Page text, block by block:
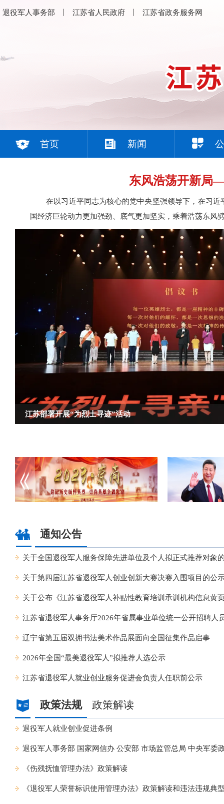
退役军人事务部 江苏省人民政府 江苏省政务服务网
首页 新闻
东风浩荡开新局
在以习近平同志为核心的党中央坚强领导下，在习
国经济巨轮动力更加强劲、底气更加坚实，乘着浩荡东风
江苏省2026年度转业军官综合能力素质考试顺利举行
通知公告
关于全国退役军人服务保障先进单位及个人拟正式推荐对象
关于第四届江苏省退役军人创业创新大赛决赛入围项目的公
关于公布《江苏省退役军人补贴性教育培训承训机构信息黄
江苏省退役军人事务厅2026年省属事业单位统一公开招聘人
辽宁省第五届双拥书法美术作品展面向全国征集作品启事
2026年全国“最美退役军人”拟推荐人选公示
江苏省退役军人就业创业服务促进会负责人任职前公示
政策法规 政策解读
退役军人就业创业促进条例
退役军人事务部 国家网信办 公安部 市场监管总局 中央军委
《伤残抚恤管理办法》政策解读
《退役军人荣誉标识使用管理办法》政策解读和违法违规典